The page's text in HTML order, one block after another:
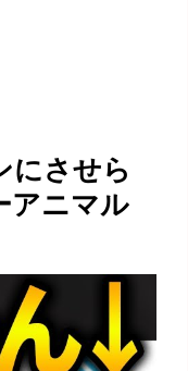
にさせら
アニマル